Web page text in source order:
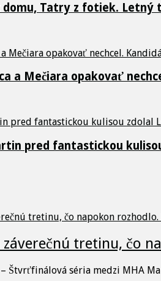
domu, Tatry z fotiek.
a Mečiara opakovať
pred fantastickou
záverečnú tretinu, čo
Štvrťfinálová séria medzi MHA